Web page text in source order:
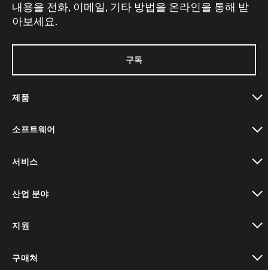
내용을 전화, 이메일, 기타 방법을 온라인을 통해 받
아보세요.
구독
제품
소프트웨어
서비스
산업 분야
지원
구매처